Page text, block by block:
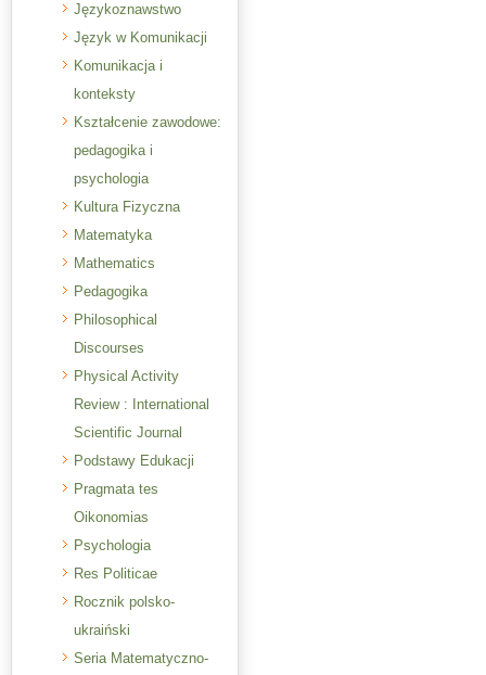
Językoznawstwo
Język w Komunikacji
Komunikacja i
konteksty
Kształcenie zawodowe:
pedagogika i
psychologia
Kultura Fizyczna
Matematyka
Mathematics
Pedagogika
Philosophical
Discourses
Physical Activity
Review : International
Scientific Journal
Podstawy Edukacji
Pragmata tes
Oikonomias
Psychologia
Res Politicae
Rocznik polsko-
ukraiński
Seria Matematyczno-